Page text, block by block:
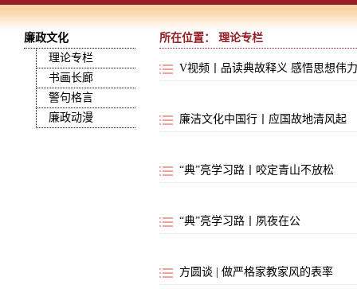
廉政文化
理论专栏
书画长廊
警句格言
廉政动漫
所在位置： 理论专栏
V视频丨品读典故释义 感悟思想伟力
廉洁文化中国行丨应国故地清风起
“典”亮学习路丨咬定青山不放松
“典”亮学习路丨夙夜在公
方圆谈 | 做严格家教家风的表率